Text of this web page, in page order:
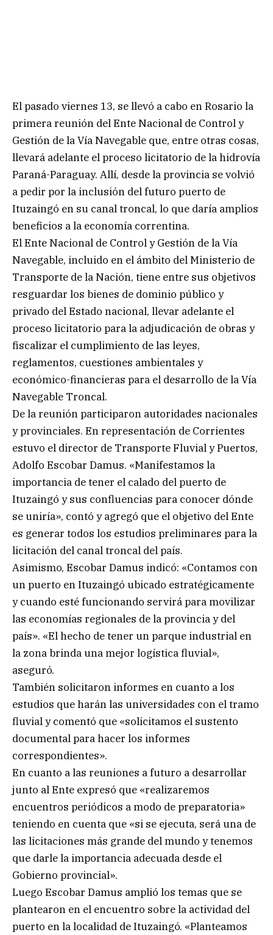
El pasado viernes 13, se llevó a cabo en Rosario la
primera reunión del Ente Nacional de Control y
Gestión de la Vía Navegable que, entre otras cosas,
llevará adelante el proceso licitatorio de la hidrovía
Paraná-Paraguay. Allí, desde la provincia se volvió
a pedir por la inclusión del futuro puerto de
Ituzaingó en su canal troncal, lo que daría amplios
beneficios a la economía correntina.
El Ente Nacional de Control y Gestión de la Vía
Navegable, incluido en el ámbito del Ministerio de
Transporte de la Nación, tiene entre sus objetivos
resguardar los bienes de dominio público y
privado del Estado nacional, llevar adelante el
proceso licitatorio para la adjudicación de obras y
fiscalizar el cumplimiento de las leyes,
reglamentos, cuestiones ambientales y
económico-financieras para el desarrollo de la Vía
Navegable Troncal.
De la reunión participaron autoridades nacionales
y provinciales. En representación de Corrientes
estuvo el director de Transporte Fluvial y Puertos,
Adolfo Escobar Damus. «Manifestamos la
importancia de tener el calado del puerto de
Ituzaingó y sus confluencias para conocer dónde
se uniría», contó y agregó que el objetivo del Ente
es generar todos los estudios preliminares para la
licitación del canal troncal del país.
Asimismo, Escobar Damus indicó: «Contamos con
un puerto en Ituzaingó ubicado estratégicamente
y cuando esté funcionando servirá para movilizar
las economías regionales de la provincia y del
país». «El hecho de tener un parque industrial en
la zona brinda una mejor logística fluvial»,
aseguró.
También solicitaron informes en cuanto a los
estudios que harán las universidades con el tramo
fluvial y comentó que «solicitamos el sustento
documental para hacer los informes
correspondientes».
En cuanto a las reuniones a futuro a desarrollar
junto al Ente expresó que «realizaremos
encuentros periódicos a modo de preparatoria»
teniendo en cuenta que «si se ejecuta, será una de
las licitaciones más grande del mundo y tenemos
que darle la importancia adecuada desde el
Gobierno provincial».
Luego Escobar Damus amplió los temas que se
plantearon en el encuentro sobre la actividad del
puerto en la localidad de Ituzaingó. «Planteamos